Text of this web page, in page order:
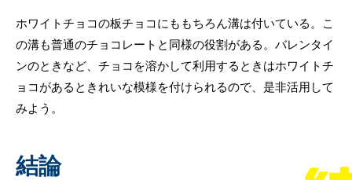
ホワイトチョコの板チョコにももちろん溝は付いている。こ
の溝も普通のチョコレートと同様の役割がある。バレンタイ
ンのときなど、チョコを溶かして利用するときはホワイトチ
ョコがあるときれいな模様を付けられるので、是非活用して
みよう。
結論